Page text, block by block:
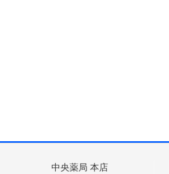
中央薬局 本店